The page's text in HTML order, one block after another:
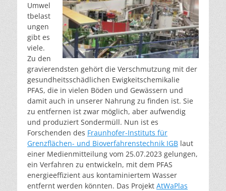
Umwel
tbelast
ungen
gibt es
viele.
Zu den
gravierendsten gehört die Verschmutzung mit der
gesundheitsschädlichen Ewigkeitschemikalie
PFAS, die in vielen Böden und Gewässern und
damit auch in unserer Nahrung zu finden ist. Sie
zu entfernen ist zwar möglich, aber aufwendig
und produziert Sondermüll. Nun ist es
Forschenden des Fraunhofer-Instituts für
Grenzflächen- und Bioverfahrenstechnik IGB laut
einer Medienmitteilung vom 25.07.2023 gelungen,
ein Verfahren zu entwickeln, mit dem PFAS
energieeffizient aus kontaminiertem Wasser
entfernt werden könnten. Das Projekt AtWaPlas